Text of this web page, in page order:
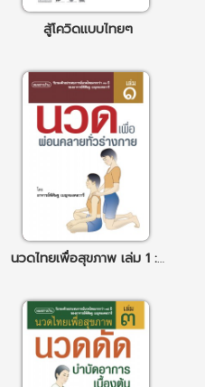
สู้โควิดแบบไทยๆ
นวดไทยเพื่อสุขภาพ เล่ม 1 : นวดเพื่อผ่อนคลายทั่วร่างกาย